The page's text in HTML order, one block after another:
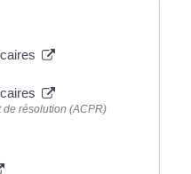
résolution (ACPR)